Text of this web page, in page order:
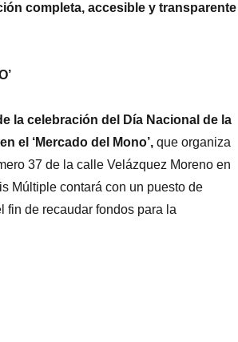
completa, accesible y transparente
la celebración del Día Nacional de la
el ‘Mercado del Mono’,que organiza
37 de la calle Velázquez Moreno en
Múltiple contará con un puesto de
fin de recaudar fondos para la